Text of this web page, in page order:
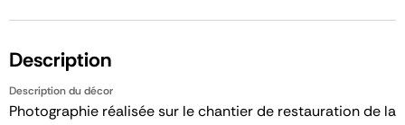
Description
Description du décor
Photographie réalisée sur le chantier de restauration de la